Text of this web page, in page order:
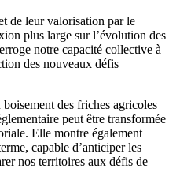
de leur valorisation par le
plus large sur l’évolution des
notre capacité collective à
des nouveaux défis
des friches agricoles
peut être transformée
Elle montre également
capable d’anticiper les
nos territoires aux défis de